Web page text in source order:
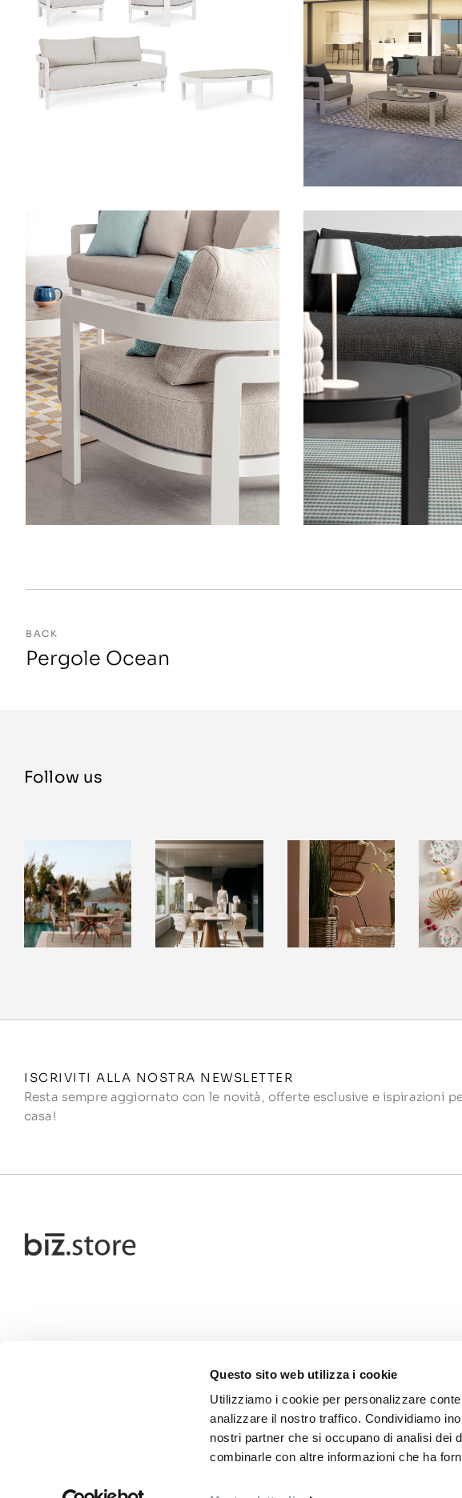
Questo sito web utilizza i cookie
Utilizziamo i cookie per personalizzare
analizzare il nostro traffico. Condividiamo
nostri partner che si occupano di analisi dei
combinarle con altre informazioni che ha
BACK
Pergole Ocean
Follow us
ISCRIVITI ALLA NOSTRA NEWSLETTER
Resta sempre aggiornato con le novità, offerte esclusive e ispirazioni
casa!
Copyright ©2026. Andrea Bizzotto S.p.A